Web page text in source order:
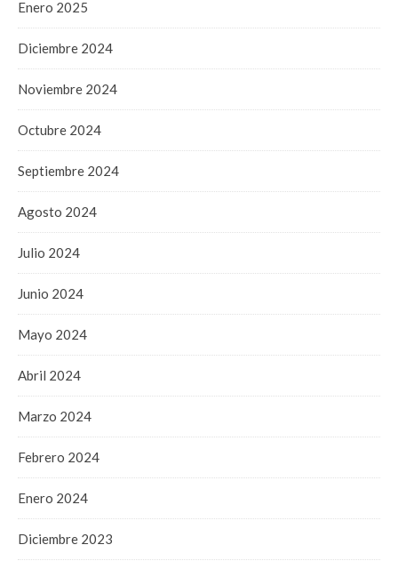
Enero 2025
Diciembre 2024
Noviembre 2024
Octubre 2024
Septiembre 2024
Agosto 2024
Julio 2024
Junio 2024
Mayo 2024
Abril 2024
Marzo 2024
Febrero 2024
Enero 2024
Diciembre 2023